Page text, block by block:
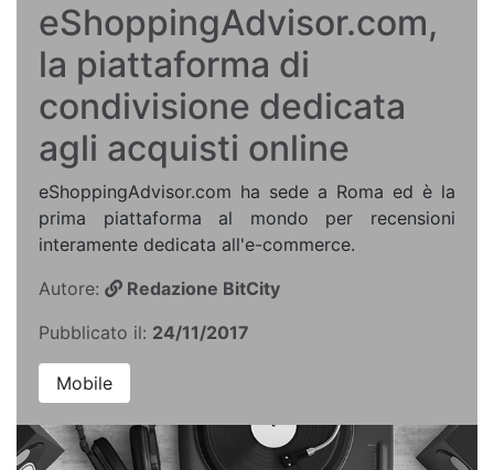
eShoppingAdvisor.com,
la piattaforma di
condivisione dedicata
agli acquisti online
eShoppingAdvisor.com ha sede a Roma ed è la
prima piattaforma al mondo per recensioni
interamente dedicata all'e-commerce.
Autore:
Redazione BitCity
Pubblicato il: 24/11/2017
Mobile